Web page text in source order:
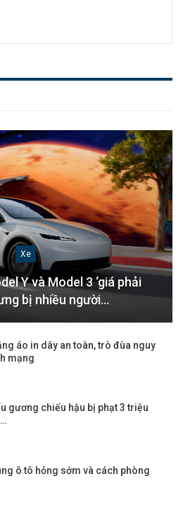
Xe
Y và Model 3 ‘giá phải
bị nhiều người…
áo in dây an toàn, trò đùa nguy
mạng
gương chiếu hậu bị phạt 3 triệu
ô tô hỏng sớm và cách phòng